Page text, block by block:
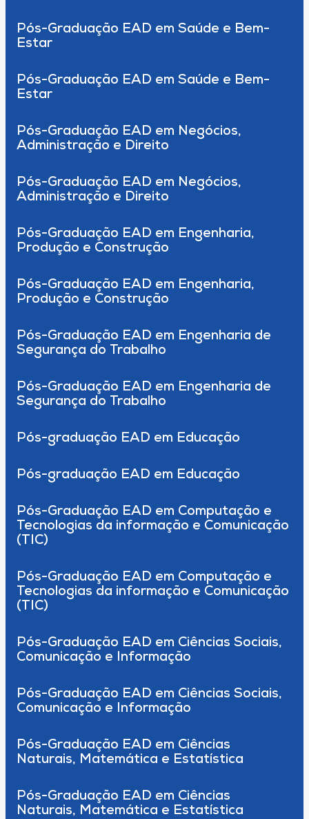
Pós-Graduação EAD em Saúde e Bem-
Estar
Pós-Graduação EAD em Saúde e Bem-
Estar
Pós-Graduação EAD em Negócios,
Administração e Direito
Pós-Graduação EAD em Negócios,
Administração e Direito
Pós-Graduação EAD em Engenharia,
Produção e Construção
Pós-Graduação EAD em Engenharia,
Produção e Construção
Pós-Graduação EAD em Engenharia de
Segurança do Trabalho
Pós-Graduação EAD em Engenharia de
Segurança do Trabalho
Pós-graduação EAD em Educação
Pós-graduação EAD em Educação
Pós-Graduação EAD em Computação e
Tecnologias da informação e Comunicação
(TIC)
Pós-Graduação EAD em Computação e
Tecnologias da informação e Comunicação
(TIC)
Pós-Graduação EAD em Ciências Sociais,
Comunicação e Informação
Pós-Graduação EAD em Ciências Sociais,
Comunicação e Informação
Pós-Graduação EAD em Ciências
Naturais, Matemática e Estatística
Pós-Graduação EAD em Ciências
Naturais, Matemática e Estatística